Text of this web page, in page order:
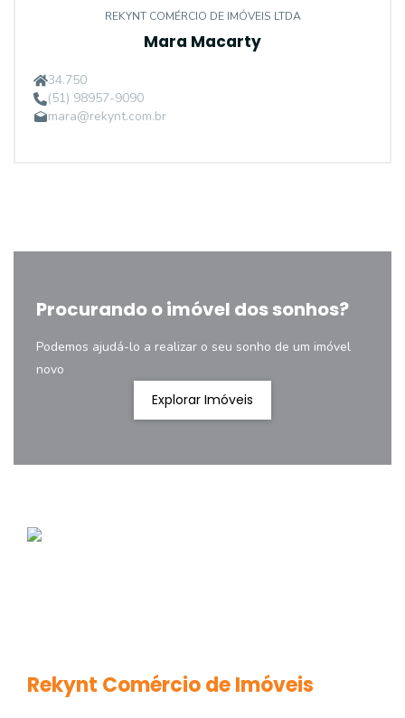
REKYNT COMÉRCIO DE IMÓVEIS LTDA
Mara Macarty
34.750
(51) 98957-9090
mara@rekynt.com.br
Procurando o imóvel dos sonhos?
Podemos ajudá-lo a realizar o seu sonho de um imóvel
novo
Explorar Imóveis
Rekynt Comércio de Imóveis